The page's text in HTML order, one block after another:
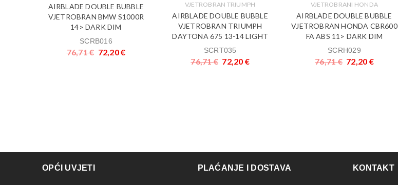
AIRBLADE DOUBLE BUBBLE
VJETROBRAN BMW S1000R
14> DARK DIM
SCRB016
76,71€ 72,20€
VJETROBRAN TRIUMPH
AIRBLADE DOUBLE BUBBLE
VJETROBRAN TRIUMPH
DAYTONA 675 13-14 LIGHT
SCRT035
76,71€ 72,20 €
VJETROBRANI HONDA
AIRBLADE DOUBLE BUBBLE
VJETROBRAN HONDA CBR600
FA ABS 11> DARK DIM
SCRH029
76,71€ 72,20 €
OPĆI UVJETI PLAĆANJE I DOSTAVA KONTAKT